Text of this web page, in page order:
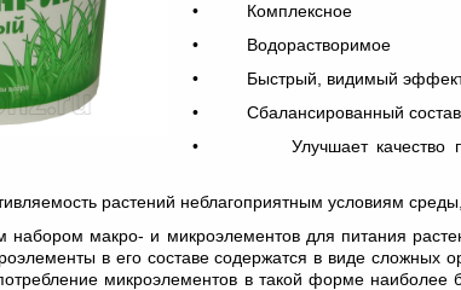
• Комплексное
• Водорастворимое
• Быстрый, видимый
• Сбалансированный состав
• Улучшает качество
растений неблагоприятным условиям
набором макро- и микроэлементов для питания
в его составе содержатся в виде сложных
микроэлементов в такой форме наиболее